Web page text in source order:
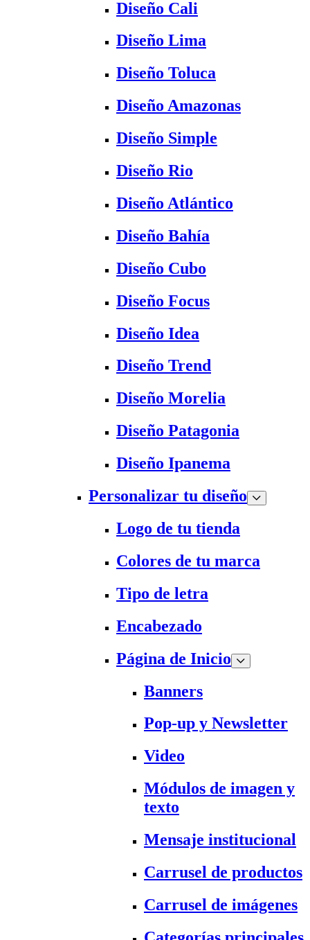
Diseño Cali
Diseño Lima
Diseño Toluca
Diseño Amazonas
Diseño Simple
Diseño Rio
Diseño Atlántico
Diseño Bahía
Diseño Cubo
Diseño Focus
Diseño Idea
Diseño Trend
Diseño Morelia
Diseño Patagonia
Diseño Ipanema
Personalizar tu diseño
Logo de tu tienda
Colores de tu marca
Tipo de letra
Encabezado
Página de Inicio
Banners
Pop-up y Newsletter
Video
Módulos de imagen y
texto
Mensaje institucional
Carrusel de productos
Carrusel de imágenes